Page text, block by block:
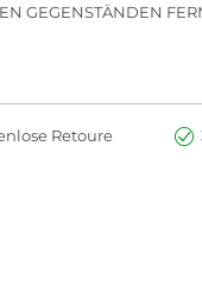
GEGENSTÄNDEN
Retoure